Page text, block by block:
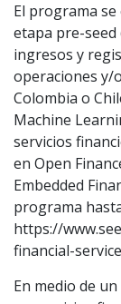
El programa
etapa pre-seed
ingresos y
operaciones y/
Colombia o
Machine
servicios
en Open
Embedded
programa
https://
financial-
En medio de